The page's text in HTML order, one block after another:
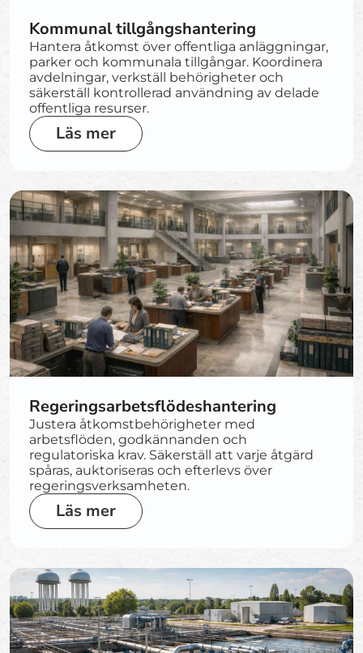
Kommunal tillgångshantering
Hantera åtkomst över offentliga anläggningar,
parker och kommunala tillgångar. Koordinera
avdelningar, verkställ behörigheter och
säkerställ kontrollerad användning av delade
offentliga resurser.
Läs mer
Regeringsarbetsflödeshantering
Justera åtkomstbehörigheter med
arbetsflöden, godkännanden och
regulatoriska krav. Säkerställ att varje åtgärd
spåras, auktoriseras och efterlevs över
regeringsverksamheten.
Läs mer